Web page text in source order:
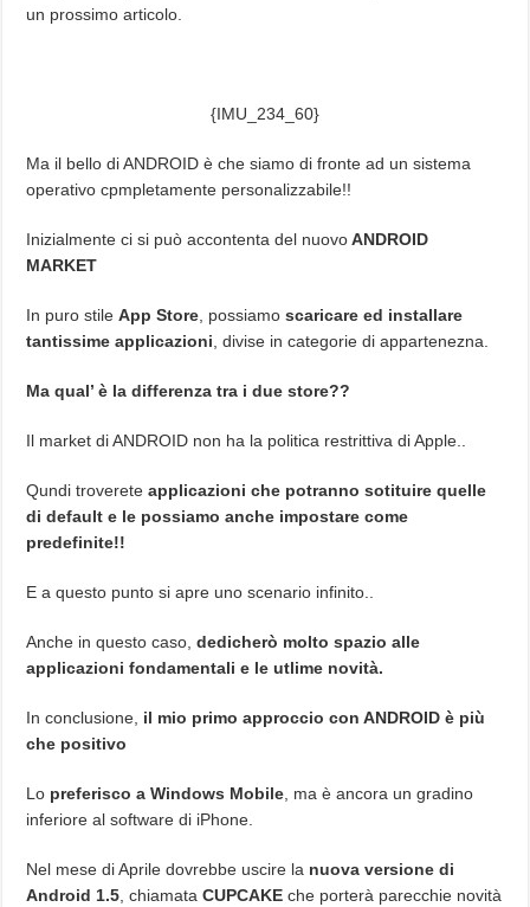
un prossimo articolo.
{IMU_234_60}
Ma il bello di ANDROID è che siamo di fronte ad un sistema
operativo cpmpletamente personalizzabile!!
Inizialmente ci si può accontenta del nuovoANDROID
MARKET
In puro stileApp Store , possiamoscaricare ed installare
tantissime applicazioni , divise in categorie di appartenezna.
Ma qual’ è la differenza tra i due store??
Il market di ANDROID non ha la politica restrittiva di Apple..
Qundi trovereteapplicazioni che potranno sotituire quelle
di default e le possiamo anche impostare come
predefinite!!
E a questo punto si apre uno scenario infinito..
Anche in questo caso,dedicherò molto spazio alle
applicazioni fondamentali e le utlime novità.
In conclusione, il mio primo approccio con ANDROID è più
che positivo
Lo preferisco a Windows Mobile , ma è ancora un gradino
inferiore al software di iPhone.
Nel mese di Aprile dovrebbe uscire la nuova versione di
Android 1.5 , chiamataCUPCAKE che porterà parecchie novità